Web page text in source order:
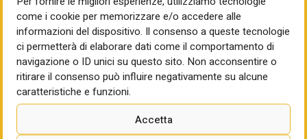
come i cookie per memorizzare e/o accedere alle
informazioni del dispositivo. Il consenso a queste tecnologie
ci permetterà di elaborare dati come il comportamento di
navigazione o ID unici su questo sito. Non acconsentire o
ritirare il consenso può influire negativamente su alcune
caratteristiche e funzioni.
Accetta
221 (legge di bilancio 2016), rubricato “Fondo di garanzia
delle opere idriche”.Si prevede, al comma 1 che a
“decorrere dall’anno 2016” sia “istituito presso la Cassa
conguaglio [,,,] un Fondo di garanzia per gli interventi
finalizzati al potenziamento delle infrastrutture idriche”,
“alimentato tramite una specifica componente della tariffa
del servizio idrico integrato”. “Gli interventi del Fondo di
garanzia sono assistiti dalla garanzia dello Stato, quale